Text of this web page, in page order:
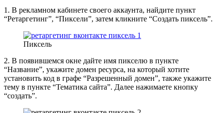
1. В рекламном кабинете своего аккаунта, найдите пункт
“Ретаргетинг”, “Пиксели”, затем кликните “Создать пиксель”.
Пиксель
2. В появившемся окне дайте имя пикселю в пункте
“Название”, укажите домен ресурса, на который хотите
установить код в графе “Разрешенный домен”, также укажите
тему в пункте “Тематика сайта”. Далее нажимаете кнопку
“создать”.